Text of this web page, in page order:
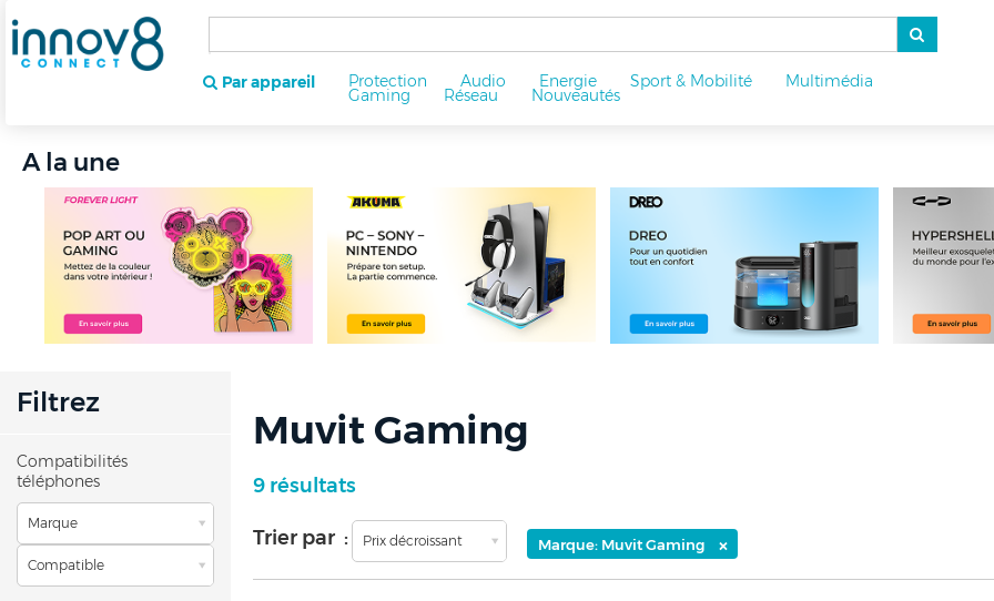
Par appareil Protection Audio Energie Sport & Mobilité Multimédia
Gaming Réseau Nouveautés
A la une
Filtrez
Compatibilités
téléphones
Marque
Compatible
Muvit Gaming
9 résultats
Trier par : Prix décroissant Marque: Muvit Gaming ×